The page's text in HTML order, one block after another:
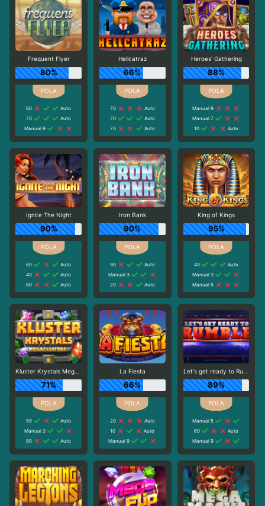
Frequent Flyer
80%
80
Auto
70
Auto
Manual 9
Hellcatraz
66%
70
Auto
70
Auto
70
Auto
Heroes' Gathering
88%
Manual 9
Manual 7
10
Auto
Ignite The Night
90%
60
Auto
40
Auto
60
Auto
Iron Bank
90%
90
Auto
Manual 3
20
Auto
King of Kings
95%
40
Auto
Manual 3
Manual 5
Kluster Krystals Megaclusters
71%
50
Auto
Manual 3
80
Auto
La Fiesta
66%
20
Auto
10
Auto
Manual 9
Let's get ready to Rumble
89%
Manual 5
60
Auto
Manual 9